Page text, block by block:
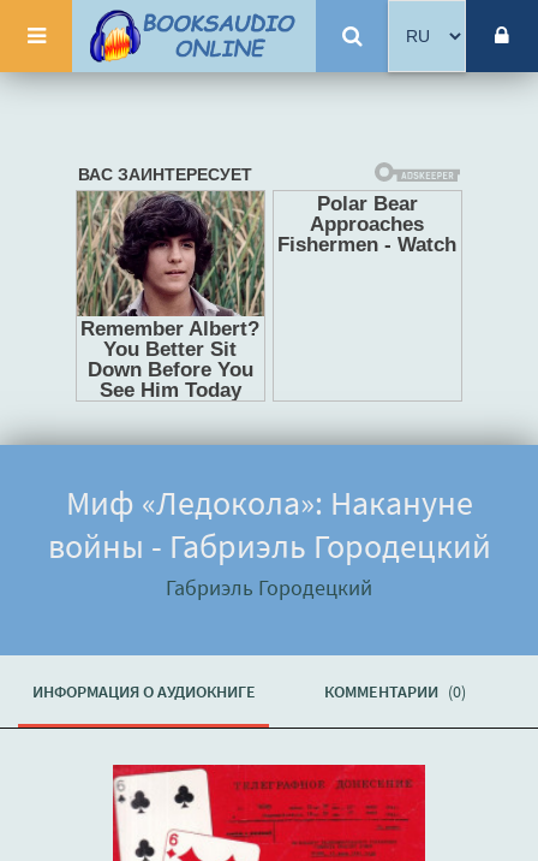
Миф «Ледокола»: Накануне
войны - Габриэль Городецкий
Габриэль Городецкий
ИНФОРМАЦИЯ О АУДИОКНИГЕ КОММЕНТАРИИ (0)